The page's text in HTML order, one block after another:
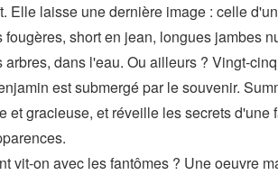
Elle laisse une dernière image : celle
fougères, short en jean, longues jambes
arbres, dans l'eau. Ou ailleurs ? Vingt-
est submergé par le souvenir.
et gracieuse, et réveille les secrets
vit-on avec les fantômes ? Une oeuvre